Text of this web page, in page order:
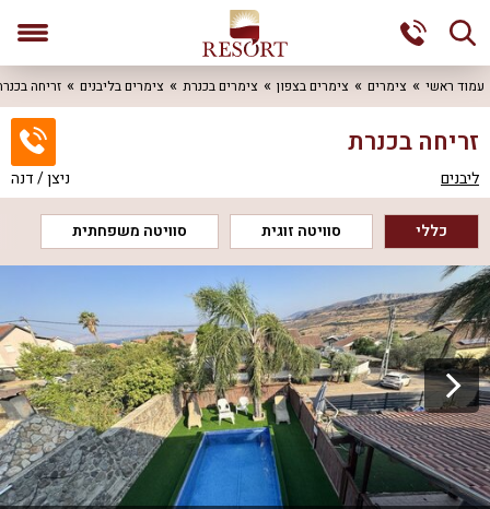
עמוד ראשי צימרים צימרים בצפון צימרים בכנרת צימרים בליבנים זריחה
זריחה בכנרת
ליבנים ניצן / דנה
כללי סוויטה זוגית סוויטה משפחתית